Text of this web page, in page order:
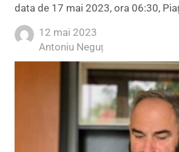
data de 17 mai 2023, ora 06:30,
12 mai 2023
Author
Antoniu Neguț